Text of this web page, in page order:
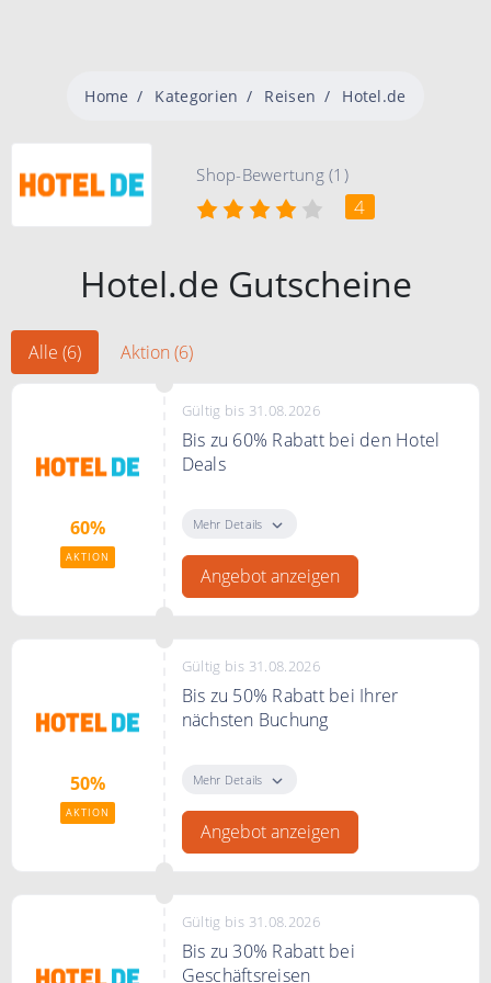
Home Kategorien Reisen Hotel.de
Shop-Bewertung (1)
4
Hotel.de Gutscheine
Alle (6) Aktion (6)
60%
AKTION
Gültig bis 31.08.2026
Bis zu 60% Rabatt bei den Hotel
Deals
Deals und sparen Sie bis zu 60%.
Mehr Details
Angebot anzeigen
50%
AKTION
Gültig bis 31.08.2026
Bis zu 50% Rabatt bei Ihrer
nächsten Buchung
unschlagbaren Preisvorteilen und
Geschäfts- und Urlaubsreisen.
Mehr Details
Angebot anzeigen
Gültig bis 31.08.2026
Bis zu 30% Rabatt bei
Geschäftsreisen